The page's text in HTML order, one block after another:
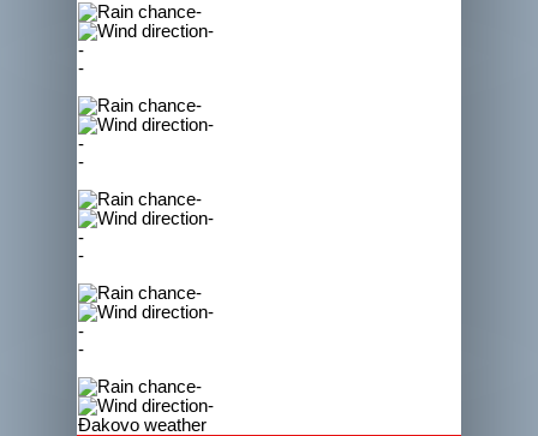
-
-
-
-
-
-
-
-
-
-
-
-
-
-
-
-
-
-
Đakovo weather